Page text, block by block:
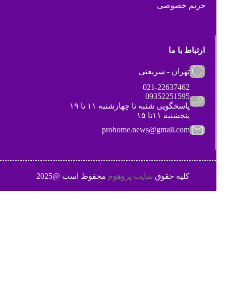
حریم خصوصی
ارتباط با ما
تهران - شریعتی
021-22637462
09352251595
پاسخگویی شنبه تا چهارشنبه ۱۱ تا ۱۹
پنجشنبه ۱۱تا ۱۵
prohome.news@gmail.com
کلیه حقوقسایت پروهوممحفوظ است @2025